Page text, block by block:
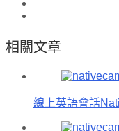
相關文章
線上英語會話